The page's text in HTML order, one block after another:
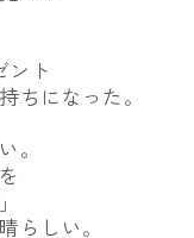
ント
ちになった。
。
らしい。